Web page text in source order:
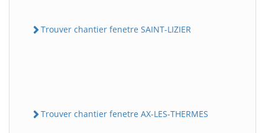
Trouver chantier fenetre SAINT-LIZIER
Trouver chantier fenetre AX-LES-THERMES